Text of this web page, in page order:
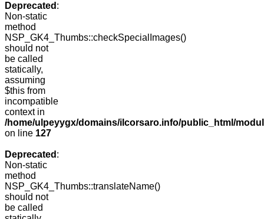
Deprecated :
Non-static
method
NSP_GK4_Thumbs::checkSpecialImages()
should not
be called
statically,
assuming
$this from
incompatible
context in
/home/ulpeyygx/domains/ilcorsaro.info/public_html/
on line 127
Deprecated :
Non-static
method
NSP_GK4_Thumbs::translateName()
should not
be called